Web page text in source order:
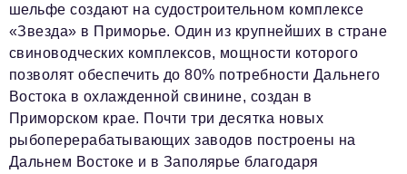
шельфе создают на судостроительном комплексе
«Звезда» в Приморье. Один из крупнейших в стране
свиноводческих комплексов, мощности которого
позволят обеспечить до 80% потребности Дальнего
Востока в охлажденной свинине, создан в
Приморском крае. Почти три десятка новых
рыбоперерабатывающих заводов построены на
Дальнем Востоке и в Заполярье благодаря